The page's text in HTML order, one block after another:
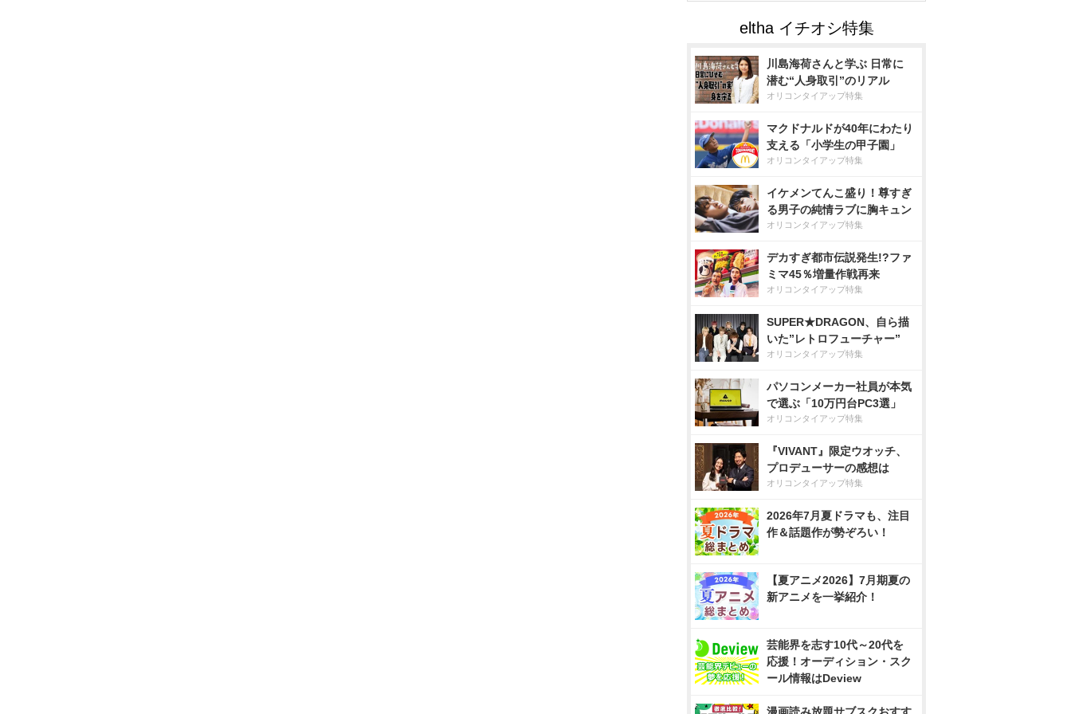
川島海荷さんと学ぶ 日常に
潜む“人身取引”のリアル
オリコンタイアップ特集
マクドナルドが40年にわたり
支える「小学生の甲子園」
オリコンタイアップ特集
イケメンてんこ盛り！尊すぎ
る男子の純情ラブに胸キュン
オリコンタイアップ特集
デカすぎ都市伝説発生!?ファ
ミマ45％増量作戦再来
オリコンタイアップ特集
SUPER★DRAGON、自ら描
いた”レトロフューチャー”
オリコンタイアップ特集
パソコンメーカー社員が本気
で選ぶ「10万円台PC3選」
オリコンタイアップ特集
『VIVANT』限定ウオッチ、
プロデューサーの感想は
オリコンタイアップ特集
2026年7月夏ドラマも、注目
作＆話題作が勢ぞろい！
【夏アニメ2026】7月期夏の
新アニメを一挙紹介！
芸能界を志す10代～20代を
応援！オーディション・スク
ール情報はDeview